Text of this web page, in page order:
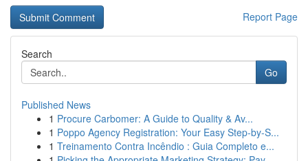
Report Page
Search
Go
Published News
1 Procure Carbomer: A Guide to Quality & Av...
1 Poppo Agency Registration: Your Easy Step-by-S...
1 Treinamento Contra Incêndio : Guia Completo e...